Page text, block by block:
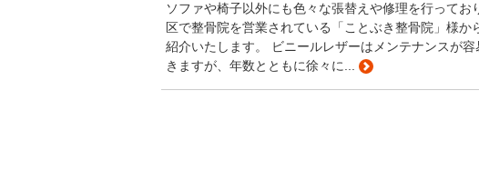
ソファや椅子以外にも色々な張替えや修理を行って
区で整骨院を営業されている「ことぶき整骨院」様
紹介いたします。 ビニールレザーはメンテナンスが
きますが、年数とともに徐々に...